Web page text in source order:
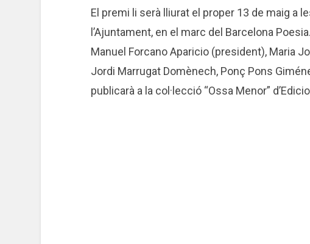
El premi li serà lliurat el proper 13 de maig a
l’Ajuntament, en el marc del Barcelona
Manuel Forcano Aparicio (president), Maria
Jordi Marrugat Domènech, Ponç Pons
publicarà a la col·lecció “Ossa Menor”